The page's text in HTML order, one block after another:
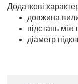
Додаткові
довжина
відстань
діаметр